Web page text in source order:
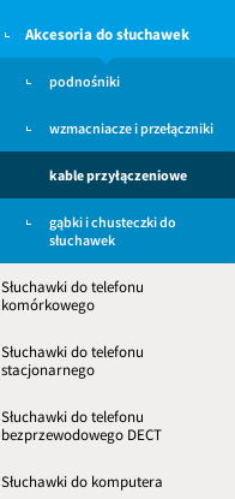
Akcesoria do słuchawek
podnośniki
wzmacniacze i przełączniki
kable przyłączeniowe
gąbki i chusteczki do
słuchawek
Słuchawki do telefonu
komórkowego
Słuchawki do telefonu
stacjonarnego
Słuchawki do telefonu
bezprzewodowego DECT
Słuchawki do komputera